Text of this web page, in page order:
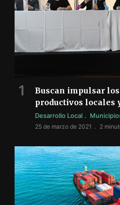
Buscan impulsar
productivos locales
Desarrollo Local
25 de marzo de 2021 2